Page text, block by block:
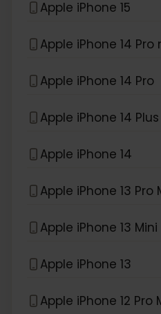
Apple iPhone 15
Apple iPhone 14 Pro
Apple iPhone 14 Pro
Apple iPhone 14 Plus
Apple iPhone 14
Apple iPhone 13 Pro
Apple iPhone 13 Mini
Apple iPhone 13
Apple iPhone 12 Pro